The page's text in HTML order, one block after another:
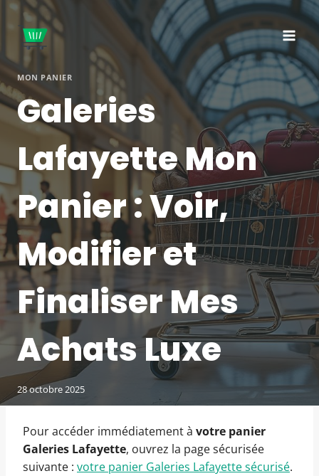
Aller
contenu
MON PANIER
Galeries
Lafayette Mon
Panier : Voir,
Modifier et
Finaliser Mes
Achats Luxe
28 octobre 2025
Pour accéder immédiatement à votre panier
Galeries Lafayette, ouvrez la page sécurisée
suivante : votre panier Galeries Lafayette sécurisé.